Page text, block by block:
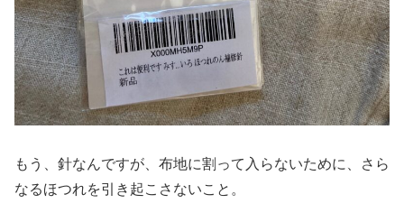
もう、針なんですが、布地に割って入らないために、さら
なるほつれを引き起こさないこと。